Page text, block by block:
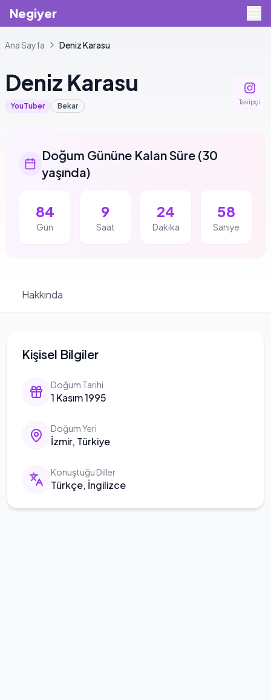
Negiyer
Ana Sayfa DenizKarasu
Deniz Karasu
YouTuber Bekar Takipçi
Doğum Gününe Kalan Süre(30
yaşında)
84
Gün
9
Saat
24
Dakika
57
Saniye
Hakkında
Kişisel Bilgiler
Doğum Tarihi
1 Kasım 1995
Doğum Yeri
İzmir, Türkiye
Konuştuğu Diller
Türkçe, İngilizce